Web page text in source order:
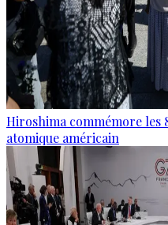
Hiroshima commémore les
atomique américain